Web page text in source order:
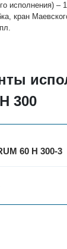
исполнения) –
кран
300
60 H 300-3